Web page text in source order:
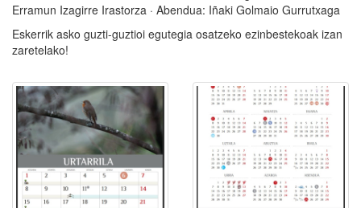
Erramun Izagirre Irastorza · Abendua: Iñaki Golmaio Gurrutxaga
Eskerrik asko guzti-guztioi egutegia osatzeko ezinbestekoak izan
zaretelako!